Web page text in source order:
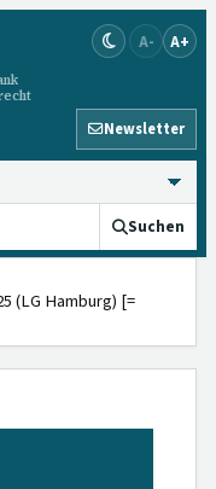
A- A+
Newsletter
Suchen
(LG Hamburg) [=